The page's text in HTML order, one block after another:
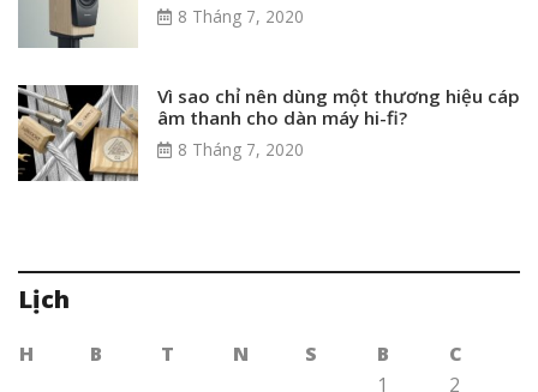
8 Tháng 7, 2020
Vì sao chỉ nên dùng một thương hiệu cáp
âm thanh cho dàn máy hi-fi?
8 Tháng 7, 2020
Lịch
H B T N S B
C
1
2